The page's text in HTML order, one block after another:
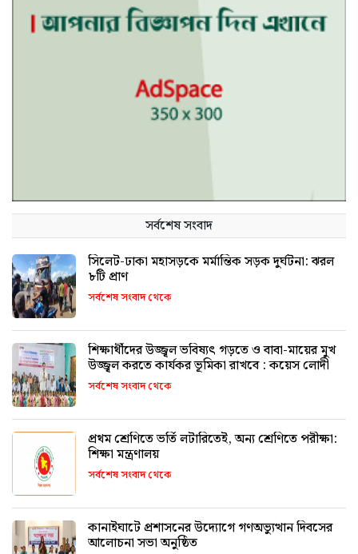
সর্বশেষ সংবাদ
সিলেট-ঢাকা মহাসড়কে মর্মান্তিক সড়ক দুর্ঘটনা: ঝরল
৮টি প্রাণ
সর্বশেষ সংবাদ থেকে
শিক্ষার্থীদের উজ্জ্বল ভবিষ্যৎ গড়তে ও বাবা-মায়ের মুখ
উজ্জ্বল করতে কার্যকর ভূমিকা রাখবে : কয়েস লোদী
সর্বশেষ সংবাদ থেকে
প্রথম শ্রেণিতে ভর্তি লটারিতেই, অন্য শ্রেণিতে পরীক্ষা:
শিক্ষা মন্ত্রণালয়
সর্বশেষ সংবাদ থেকে
কানাইঘাটে প্রশাসনের উদ্যোগে গণঅভ্যুত্থান দিবসের
আলোচনা সভা অনুষ্ঠিত